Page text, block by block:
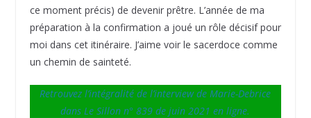
ce moment précis) de devenir prêtre. L’année de ma
préparation à la confirmation a joué un rôle décisif pour
moi dans cet itinéraire. J’aime voir le sacerdoce comme
un chemin de sainteté.
Retrouvez l’intégralité de l’interview de Marie-Debrice
dans Le Sillon n° 839 de juin 2021 en ligne.